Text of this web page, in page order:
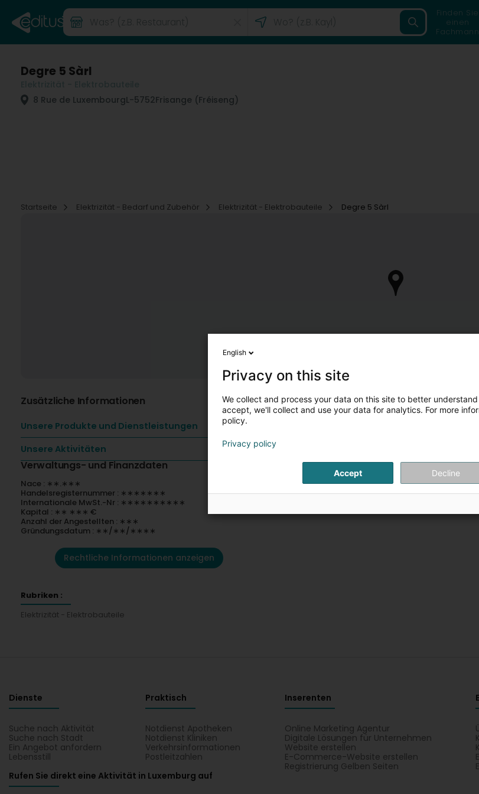
Finden Sie
einen
Fachmann
Degre 5 Sàrl
8 Rue de LuxembourgL-5752Frisange (Fréiseng)
Startseite
Elektrizität - Bedarf und Zubehör Elektrizität - Elektrobauteile Degre 5 Sàrl
Zusätzliche Informationen
Unsere Produkte und Dienstleistungen
Unsere Aktivitäten
Verwaltungs- und Finanzdaten
Nace : ∗∗.∗∗∗
Handelsregisternummer : ∗∗∗∗∗∗∗
Internationale MwSt.-Nr : ∗∗∗∗∗∗∗∗∗∗
Kapital : ∗∗ ∗∗∗ €
Anzahl der Angestellten : ∗∗∗
Gründungsdatum : ∗∗/∗∗/∗∗∗∗
Rechtliche Informationen anzeigen
Rubriken :
Elektrizität - Elektrobauteile
Dienste
Suche nach Aktivität
Suche nach Stadt
Ein Angebot anfordern
Lebensstill
Praktisch
Notdienst Apotheken
Notdienst Kliniken
Verkehrsinformationen
Postleitzahlen
Inserenten
Online Marketing Agentur
Digitale Lösungen für Unternehmen
Website erstellen
E-Commerce-Website erstellen
Registrierung Gelben Seiten
Rufen Sie direkt eine Aktivität in Luxemburg auf
English
Privacy on this site
We collect and process your data on this site to better
accept, we'll collect and use your data for analytics. For more
policy.
Privacy policy
Accept Decline